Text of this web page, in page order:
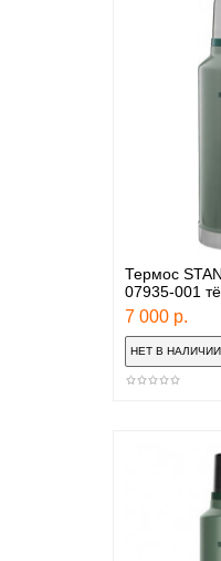
Термос
07935-001
7 000 р.